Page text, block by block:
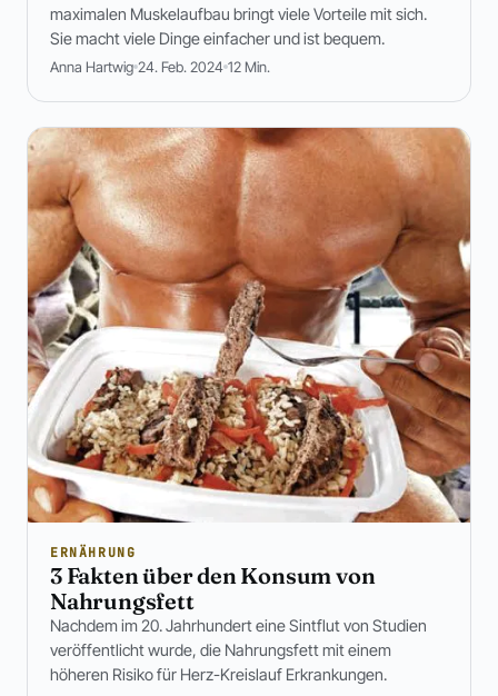
maximalen Muskelaufbau bringt viele Vorteile mit sich.
Sie macht viele Dinge einfacher und ist bequem.
Anna Hartwig 24. Feb. 2024 12 Min.
ERNÄHRUNG
3 Fakten über den Konsum von
Nahrungsfett
Nachdem im 20. Jahrhundert eine Sintflut von Studien
veröffentlicht wurde, die Nahrungsfett mit einem
höheren Risiko für Herz-Kreislauf Erkrankungen.